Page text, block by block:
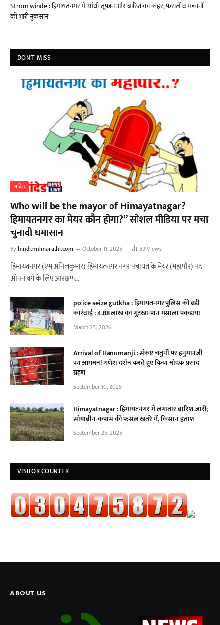
Strom winde : हिमायतनगर में आंधी-तूफान और बारिश का कहर; फसलें व मकानों
को भारी नुकसान
DON'T MISS
नांदेड
Who will be the mayor of Himayatnagar?
हिमायतनगर का मेयर कौन होगा?” सोशल मीडिया पर मचा
चुनावी घमासान
Byhindi.nnlmarathi.com October 11, 2025 59Views
हिमायतनगर (एम अनिलकुमार) हिमायतनगर नगर पंचायत के मेयर (महापौर) पद
ओपन वर्ग के लिए आरक्षण…
police seize gutkha : हिमायतनगर पुलिस की बड़ी
कार्रवाई : 4.88 लाख का गुटखा-पान मसाला पकडाया
March 25, 2026
Arrival of Hanumanji : संकष्ट चतुर्थी पर हनुमानजी
का आगमन! गणेश दर्शन करते हुए किया मोदक प्रसाद
ग्रहण
September 10, 2025
Himayatnagar : हिमायतनगर में लगातार बारिश जारी;
सोयाबीन-कपास की फसल खतरे में, किसान हताश
September 25, 2025
VISITOR COUNTER
ABOUT US